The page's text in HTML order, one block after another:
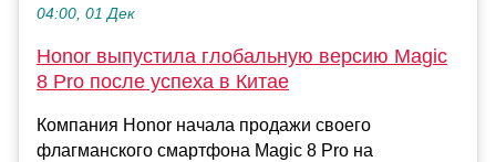
04:00, 01 Дек
Honor выпустила глобальную версию Magic
8 Pro после успеха в Китае
Компания Honor начала продажи своего
флагманского смартфона Magic 8 Pro на